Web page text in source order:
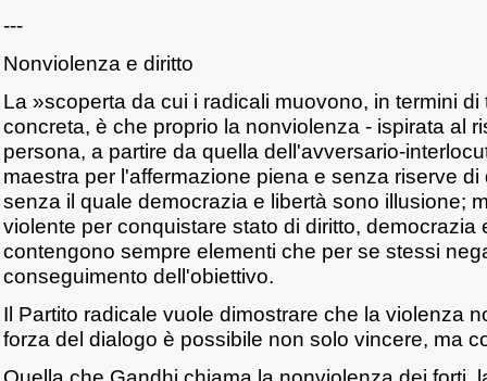
---
Nonviolenza e diritto
La »scoperta da cui i radicali muovono, in termini di
concreta, è che proprio la nonviolenza - ispirata al
persona, a partire da quella dell'avversario-
maestra per l'affermazione piena e senza riserve di
senza il quale democrazia e libertà sono illusione;
violente per conquistare stato di diritto, democrazia
contengono sempre elementi che per se stessi
conseguimento dell'obiettivo.
Il Partito radicale vuole dimostrare che la violenza
forza del dialogo è possibile non solo vincere, ma